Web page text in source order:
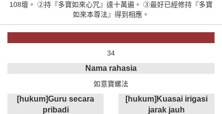
108壇。 ②持『多寶如來心咒』達十萬遍。 ③最好已經修持『多寶
如來本尊法』得到相應。
34
Nama rahasia
如意寶螺法
[hukum]Guru secara
pribadi
[hukum]Kuasai irigasi
jarak jauh